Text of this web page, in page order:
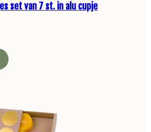
set van 7 st. in alu cupje